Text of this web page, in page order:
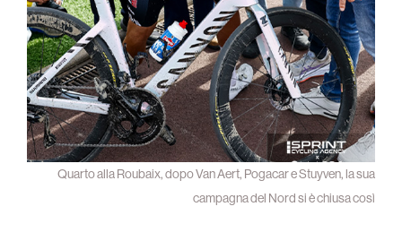
Quarto alla Roubaix, dopo Van Aert, Pogacar e Stuyven, la sua
campagna del Nord si è chiusa così